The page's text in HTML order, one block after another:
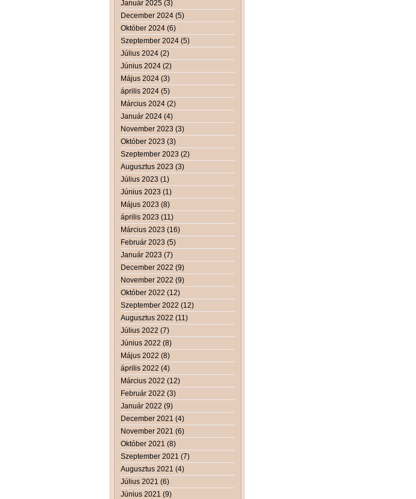
Január 2025 (3)
December 2024 (5)
Október 2024 (6)
Szeptember 2024 (5)
Július 2024 (2)
Június 2024 (2)
Május 2024 (3)
április 2024 (5)
Március 2024 (2)
Január 2024 (4)
November 2023 (3)
Október 2023 (3)
Szeptember 2023 (2)
Augusztus 2023 (3)
Július 2023 (1)
Június 2023 (1)
Május 2023 (8)
április 2023 (11)
Március 2023 (16)
Február 2023 (5)
Január 2023 (7)
December 2022 (9)
November 2022 (9)
Október 2022 (12)
Szeptember 2022 (12)
Augusztus 2022 (11)
Július 2022 (7)
Június 2022 (8)
Május 2022 (8)
április 2022 (4)
Március 2022 (12)
Február 2022 (3)
Január 2022 (9)
December 2021 (4)
November 2021 (6)
Október 2021 (8)
Szeptember 2021 (7)
Augusztus 2021 (4)
Július 2021 (6)
Június 2021 (9)